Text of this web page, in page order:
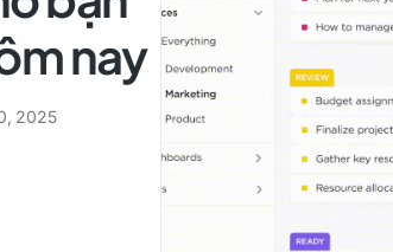
nay
2025